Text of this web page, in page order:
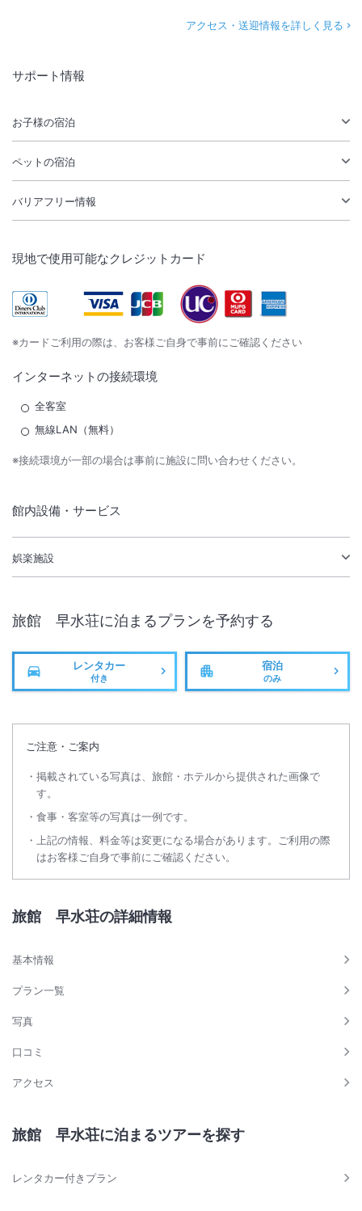
アクセス・送迎情報を詳しく見る
サポート情報
お子様の宿泊
ペットの宿泊
バリアフリー情報
現地で使用可能なクレジットカード
※カードご利用の際は、お客様ご自身で事前にご確認ください
インターネットの接続環境
全客室
無線LAN（無料）
※接続環境が一部の場合は事前に施設に問い合わせください。
館内設備・サービス
娯楽施設
旅館 早水荘に泊まるプランを予約する
レンタカー
付き
宿泊
のみ
ご注意・ご案内
掲載されている写真は、旅館・ホテルから提供された画像で
す。
食事・客室等の写真は一例です。
上記の情報、料金等は変更になる場合があります。ご利用の際
はお客様ご自身で事前にご確認ください。
旅館 早水荘の詳細情報
基本情報
プラン一覧
写真
口コミ
アクセス
旅館 早水荘に泊まるツアーを探す
レンタカー付きプラン